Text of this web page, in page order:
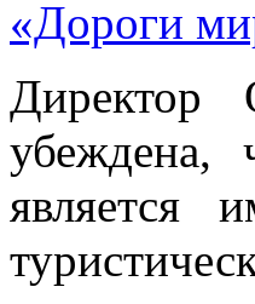
«Дороги
убеждена,
является